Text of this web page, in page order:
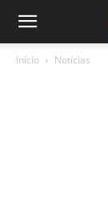
Início Notícias